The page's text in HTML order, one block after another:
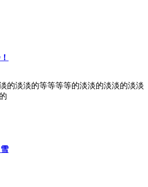
的淡淡的等等等等的淡淡的淡淡的淡淡